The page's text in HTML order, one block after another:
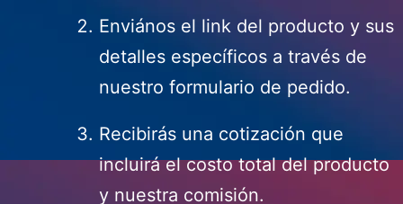
Enviános el link del producto y sus
detalles específicos a través de
nuestro formulario de pedido.
Recibirás una cotización que
incluirá el costo total del producto
y nuestra comisión.